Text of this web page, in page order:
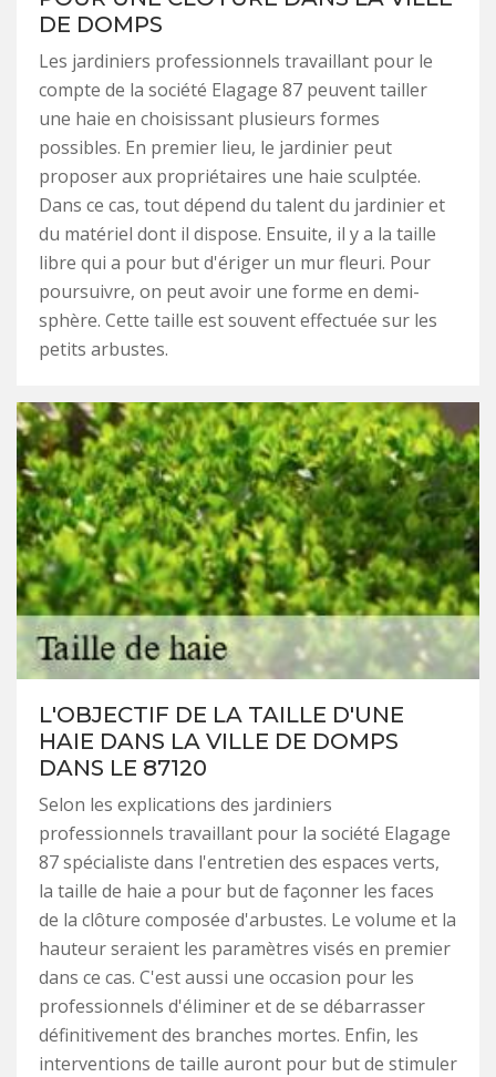
DE DOMPS
Les jardiniers professionnels travaillant pour le
compte de la société Elagage 87 peuvent tailler
une haie en choisissant plusieurs formes
possibles. En premier lieu, le jardinier peut
proposer aux propriétaires une haie sculptée.
Dans ce cas, tout dépend du talent du jardinier et
du matériel dont il dispose. Ensuite, il y a la taille
libre qui a pour but d'ériger un mur fleuri. Pour
poursuivre, on peut avoir une forme en demi-
sphère. Cette taille est souvent effectuée sur les
petits arbustes.
L'OBJECTIF DE LA TAILLE D'UNE
HAIE DANS LA VILLE DE DOMPS
DANS LE 87120
Selon les explications des jardiniers
professionnels travaillant pour la société Elagage
87 spécialiste dans l'entretien des espaces verts,
la taille de haie a pour but de façonner les faces
de la clôture composée d'arbustes. Le volume et la
hauteur seraient les paramètres visés en premier
dans ce cas. C'est aussi une occasion pour les
professionnels d'éliminer et de se débarrasser
définitivement des branches mortes. Enfin, les
interventions de taille auront pour but de stimuler